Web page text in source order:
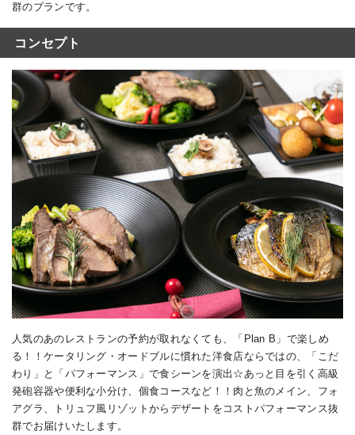
群のプランです。
コンセプト
人気のあのレストランの予約が取れなくても、「Plan B」で楽しめ
る！！ケータリング・オードブルに慣れた洋食店ならではの、「こだ
わり」と「パフォーマンス」で食シーンを演出☆あっと目を引く高級
発砲容器や便利な小分け、個食コースなど！！肉と魚のメイン、フォ
アグラ、トリュフ風リゾットからデザートをコストパフォーマンス抜
群でお届けいたします。